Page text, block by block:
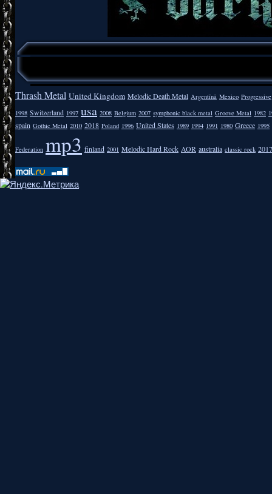
Thrash Metal United Kingdom Melodic Death Metal Argentīnā Mexico Progressive
1998 Switzerland 1997 usa 2008 Belgium 2007 symphonic black metal Groove Metal 1982
spain Gothic Metal 2010 2018 Poland 1996 United States 1989 1994 1991 1980 Greece 1995
Federation mp3 finland 2001 Melodic Hard Rock AOR australia classic rock 2017